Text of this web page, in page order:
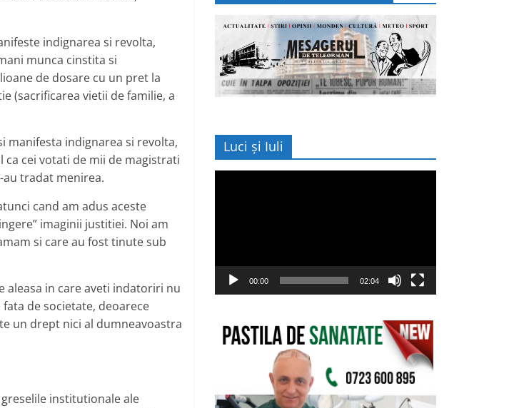
indignarea si revolta,
munca cinstita si
de dosare cu un pret la
(sacrificarea vietii de familie, a
manifesta indignarea si revolta,
ca cei votati de mii de magistrati
au tradat menirea.
cand am adus aceste
imaginii justitiei. Noi am
si care au fost tinute sub
aleasa in care aveti indatoriri nu
de societate, deoarece
un drept nici al dumneavoastra
institutionale ale
Luci și Iuli
00:00 02:04